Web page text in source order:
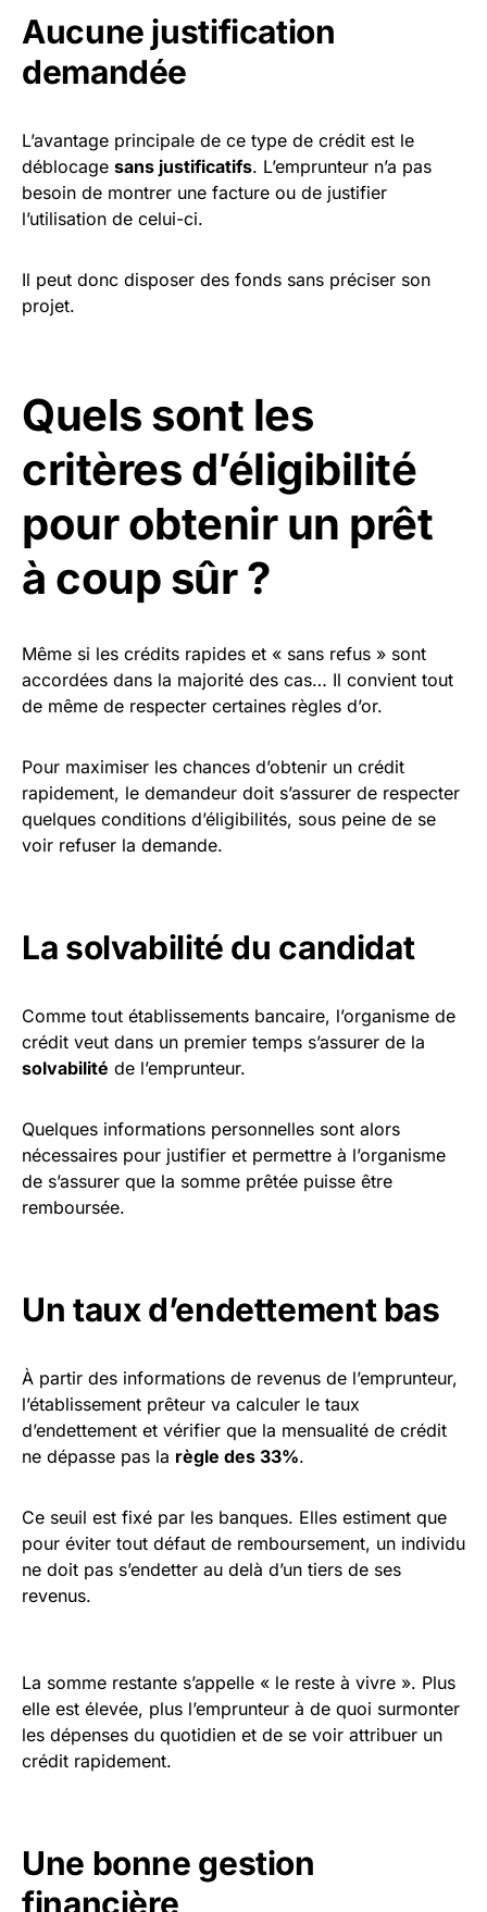
Aucune justification
demandée
L’avantage principale de ce type de crédit est le
déblocage sans justificatifs. L’emprunteur n’a pas
besoin de montrer une facture ou de justifier
l’utilisation de celui-ci.
Il peut donc disposer des fonds sans préciser son
projet.
Quels sont les
critères d’éligibilité
pour obtenir un prêt
à coup sûr ?
Même si les crédits rapides et « sans refus » sont
accordées dans la majorité des cas… Il convient tout
de même de respecter certaines règles d’or.
Pour maximiser les chances d’obtenir un crédit
rapidement, le demandeur doit s’assurer de respecter
quelques conditions d’éligibilités, sous peine de se
voir refuser la demande.
La solvabilité du candidat
Comme tout établissements bancaire, l’organisme de
crédit veut dans un premier temps s’assurer de la
solvabilité de l’emprunteur.
Quelques informations personnelles sont alors
nécessaires pour justifier et permettre à l’organisme
de s’assurer que la somme prêtée puisse être
remboursée.
Un taux d’endettement bas
À partir des informations de revenus de l’emprunteur,
l’établissement prêteur va calculer le taux
d’endettement et vérifier que la mensualité de crédit
ne dépasse pas la règle des 33%.
Ce seuil est fixé par les banques. Elles estiment que
pour éviter tout défaut de remboursement, un individu
ne doit pas s’endetter au delà d’un tiers de ses
revenus.
La somme restante s’appelle « le reste à vivre ». Plus
elle est élevée, plus l’emprunteur à de quoi surmonter
les dépenses du quotidien et de se voir attribuer un
crédit rapidement.
Une bonne gestion
financière